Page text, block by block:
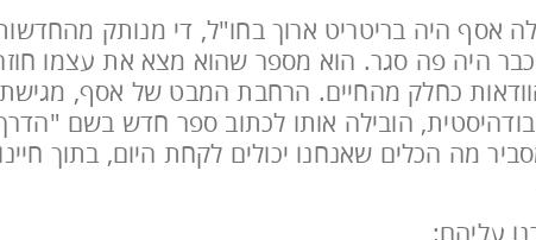
אסף היה בריטריט ארוך בחו"ל, די מנותק
היה פה סגר. הוא מספר שהוא מצא את עצמו
כחלק מהחיים. הרחבת המבט של אסף, מגישת
הבודהיסטית, הובילה אותו לכתוב ספר חדש בשם
מה הכלים שאנחנו יכולים לקחת היום, בתוך
עליהם: